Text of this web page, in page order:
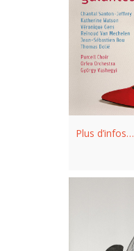
Plus d’infos…